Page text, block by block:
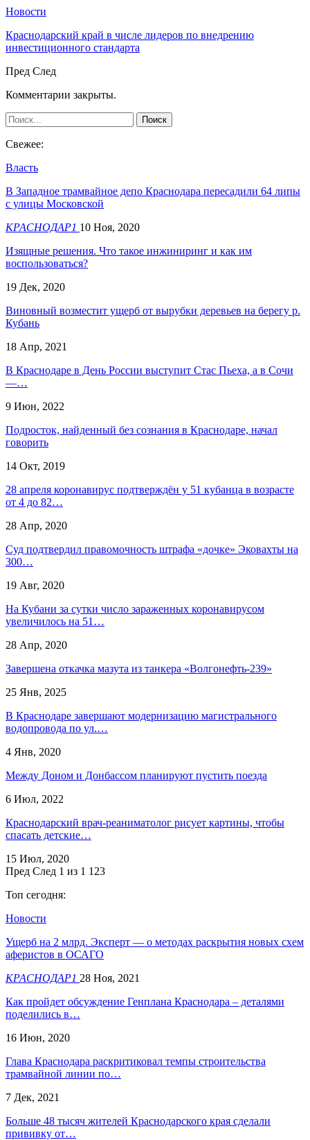
Новости
Краснодарский край в числе лидеров по внедрению
инвестиционного стандарта
Пред След
Комментарии закрыты.
Свежее:
Власть
В Западное трамвайное депо Краснодара пересадили 64 липы
с улицы Московской
КРАСНОДАР1 10 Ноя, 2020
Изящные решения. Что такое инжиниринг и как им
воспользоваться?
19 Дек, 2020
Виновный возместит ущерб от вырубки деревьев на берегу р.
Кубань
18 Апр, 2021
​В Краснодаре в День России выступит Стас Пьеха, а в Сочи
—…
9 Июн, 2022
Подросток, найденный без сознания в Краснодаре, начал
говорить
14 Окт, 2019
28 апреля коронавирус подтверждён у 51 кубанца в возрасте
от 4 до 82…
28 Апр, 2020
Суд подтвердил правомочность штрафа «дочке» Эковахты на
300…
19 Авг, 2020
На Кубани за сутки число зараженных коронавирусом
увеличилось на 51…
28 Апр, 2020
Завершена откачка мазута из танкера «Волгонефть-239»
25 Янв, 2025
В Краснодаре завершают модернизацию магистрального
водопровода по ул.…
4 Янв, 2020
Между Доном и Донбассом планируют пустить поезда
6 Июл, 2022
Краснодарский врач-реаниматолог рисует картины, чтобы
спасать детские…
15 Июл, 2020
Пред След 1 из 1 123
Топ сегодня:
Новости
Ущерб на 2 млрд. Эксперт — о методах раскрытия новых схем
аферистов в ОСАГО
КРАСНОДАР1 28 Ноя, 2021
Как пройдет обсуждение Генплана Краснодара – деталями
поделились в…
16 Июн, 2020
Глава Краснодара раскритиковал темпы строительства
трамвайной линии по…
7 Дек, 2021
Больше 48 тысяч жителей Краснодарского края сделали
прививку от…